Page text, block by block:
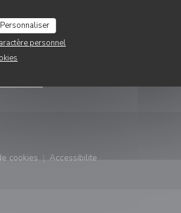
Personnaliser
personnel
((ouvre une nouvelle fenêtre))
fenêtre))
cookies
((ouvre une nouvelle fenêtre))
Accessibilite
((ouvre une nouvelle fenêtre))